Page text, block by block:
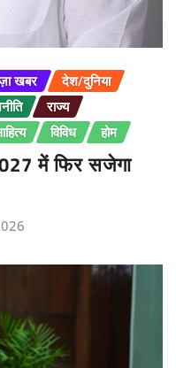
खबर
देश/दुनिया
राज्य
विविध होम
में फिर सजेगा